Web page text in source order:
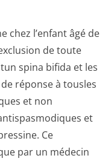
chez l’enfant âgé de
de toute
spina bifida et les
réponse à tousles
et non
et
Ce
par un médecin